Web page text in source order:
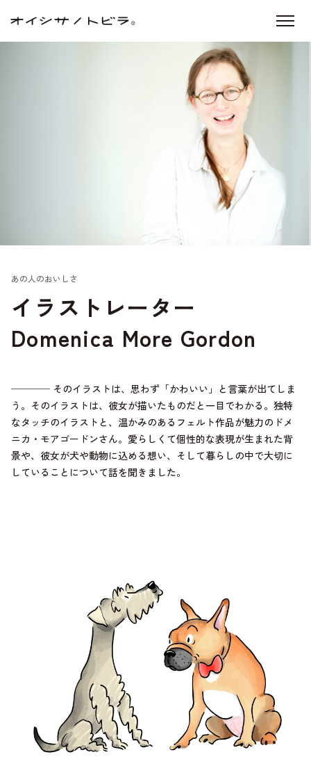
あの人のおいしさ
イラストレーター
Domenica More Gordon
──── そのイラストは、思わず「かわいい」と言葉が出てしま
う。そのイラストは、彼女が描いたものだと一目でわかる。独特
なタッチのイラストと、温かみのあるフェルト作品が魅力のドメ
ニカ・モアゴードンさん。愛らしくて個性的な表現が生まれた背
景や、彼女が犬や動物に込める想い、そして暮らしの中で大切に
していることについて話を聞きました。